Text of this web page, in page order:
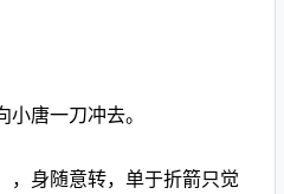
唐一刀冲去。
，身随意转，单于折箭只觉